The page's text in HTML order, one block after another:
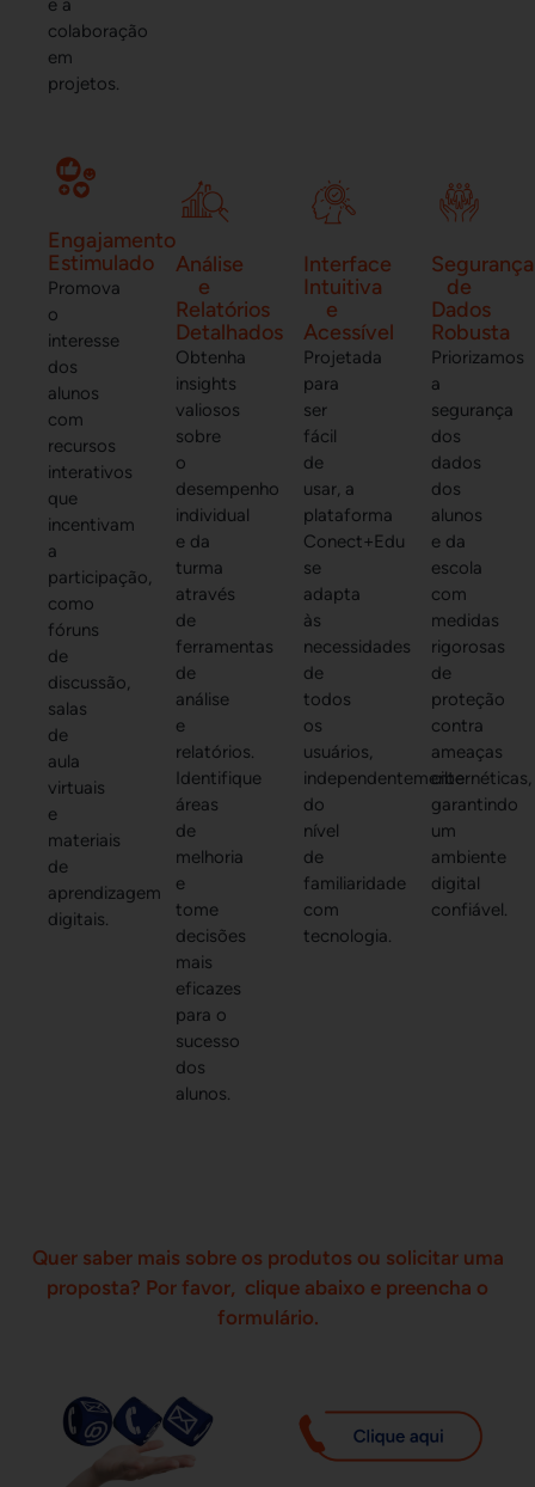
e a
colaboração
em
projetos.
Engajamento
Estimulado
Promova
o
interesse
dos
alunos
com
recursos
interativos
que
incentivam
a
participação,
como
fóruns
de
discussão,
salas
de
aula
virtuais
e
materiais
de
aprendizagem
digitais.
Análise
e
Relatórios
Detalhados
Obtenha
insights
valiosos
sobre
o
desempenho
individual
e da
turma
através
de
ferramentas
de
análise
e
relatórios.
Identifique
áreas
de
melhoria
e
tome
decisões
mais
eficazes
para o
sucesso
dos
alunos.
Interface
Intuitiva
e
Acessível
Projetada
para
ser
fácil
de
usar, a
plataforma
Conect+Edu
se
adapta
às
necessidades
de
todos
os
usuários,
independentemente
do
nível
de
familiaridade
com
tecnologia.
Segurança
de
Dados
Robusta
Priorizamos
a
segurança
dos
dados
dos
alunos
e da
escola
com
medidas
rigorosas
de
proteção
contra
ameaças
cibernéticas,
garantindo
um
ambiente
digital
confiável.
Quer saber mais sobre os produtos ou solicitar uma
proposta? Por favor, clique abaixo e preencha o
formulário.